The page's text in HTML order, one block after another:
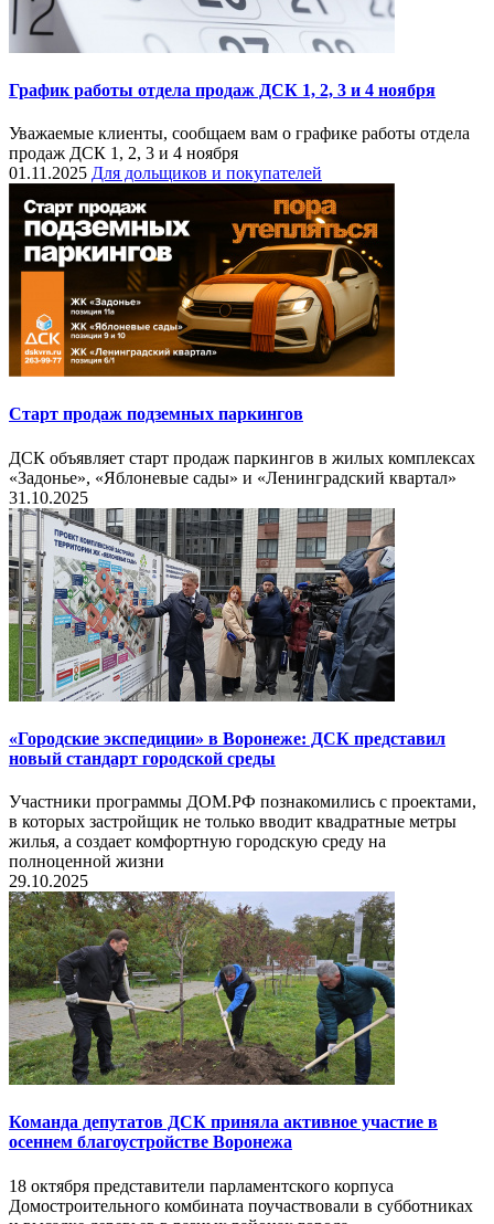
График работы отдела продаж ДСК 1, 2, 3 и 4 ноября
Уважаемые клиенты, сообщаем вам о графике работы отдела
продаж ДСК 1, 2, 3 и 4 ноября
01.11.2025 Для дольщиков и покупателей
Старт продаж подземных паркингов
ДСК объявляет старт продаж паркингов в жилых комплексах
«Задонье», «Яблоневые сады» и «Ленинградский квартал»
31.10.2025
«Городские экспедиции» в Воронеже: ДСК представил
новый стандарт городской среды
Участники программы ДОМ.РФ познакомились с проектами,
в которых застройщик не только вводит квадратные метры
жилья, а создает комфортную городскую среду на
полноценной жизни
29.10.2025
Команда депутатов ДСК приняла активное участие в
осеннем благоустройстве Воронежа
18 октября представители парламентского корпуса
Домостроительного комбината поучаствовали в субботниках